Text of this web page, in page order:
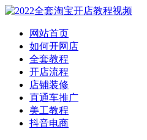
网站首页
如何开网店
全套教程
开店流程
店铺装修
直通车推广
美工教程
抖音电商